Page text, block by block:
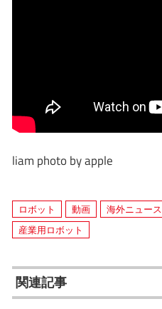
liam photo by apple
ロボット 動画 海外ニュース
産業用ロボット
関連記事